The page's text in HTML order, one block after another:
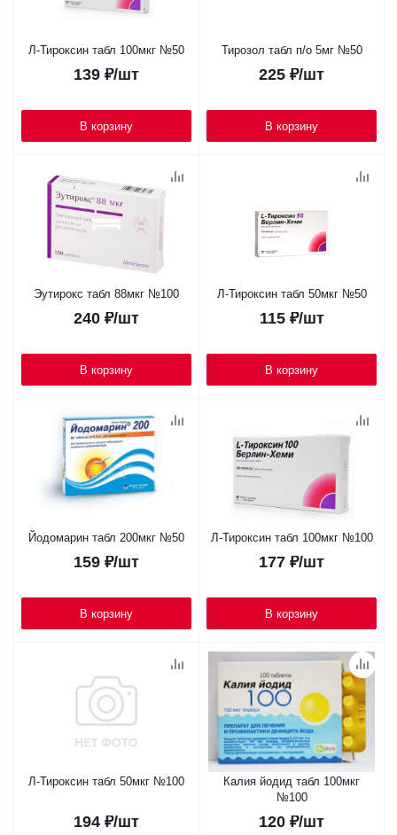
Л-Тироксин табл 100мкг №50
139 ₽/шт
В корзину
Тирозол табл п/о 5мг №50
225 ₽/шт
В корзину
Эутирокс табл 88мкг №100
240 ₽/шт
В корзину
Л-Тироксин табл 50мкг №50
115₽/шт
В корзину
Йодомарин табл 200мкг №50
159 ₽/шт
В корзину
Л-Тироксин табл 100мкг №100
177 ₽/шт
В корзину
Л-Тироксин табл 50мкг №100
194 ₽/шт
Калия йодид табл 100мкг
№100
120 ₽/шт